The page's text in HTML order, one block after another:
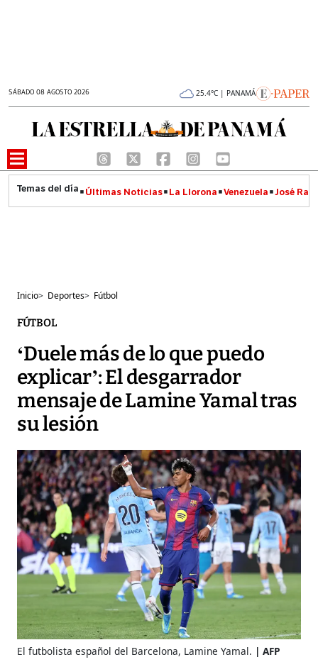
SÁBADO 08 AGOSTO 2026 25.4°C | PANAMÁ
Últimas Noticias La Llorona Venezuela José
Inicio> Deportes> Fútbol
FÚTBOL
‘Duele más de lo que puedo
explicar’: El desgarrador
mensaje de Lamine Yamal tras
su lesión
El futbolista español del Barcelona, Lamine Yamal. AFP